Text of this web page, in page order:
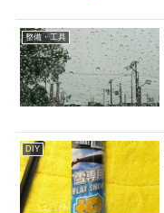
整備・工具
DIY